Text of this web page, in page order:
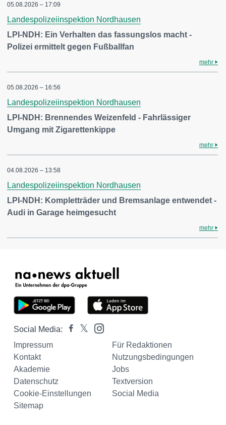
05.08.2026 – 17:09
Landespolizeiinspektion Nordhausen
LPI-NDH: Ein Verhalten das fassungslos macht -
Polizei ermittelt gegen Fußballfan
mehr
05.08.2026 – 16:56
Landespolizeiinspektion Nordhausen
LPI-NDH: Brennendes Weizenfeld - Fahrlässiger
Umgang mit Zigarettenkippe
mehr
04.08.2026 – 13:58
Landespolizeiinspektion Nordhausen
LPI-NDH: Kompletträder und Bremsanlage entwendet -
Audi in Garage heimgesucht
mehr
Social Media:
Impressum
Für Redaktionen
Kontakt
Nutzungsbedingungen
Akademie
Jobs
Datenschutz
Textversion
Cookie-Einstellungen
Social Media
Sitemap